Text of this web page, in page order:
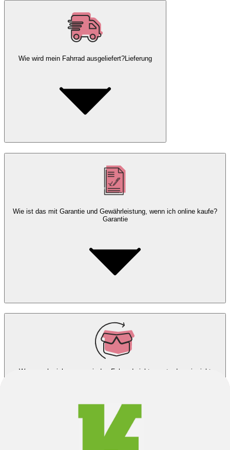
Wie wird mein Fahrrad ausgeliefert?Lieferung
Wie ist das mit Garantie und Gewährleistung, wenn ich online kaufe?
Garantie
Was mache ich, wenn mir das Fahrrad nicht passt oder mir nicht